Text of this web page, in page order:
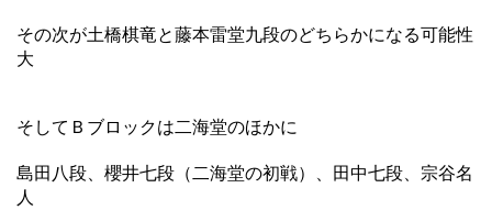
その次が土橋棋竜と藤本雷堂九段のどちらかになる可能性
大
そしてＢブロックは二海堂のほかに
島田八段、櫻井七段（二海堂の初戦）、田中七段、宗谷名
人